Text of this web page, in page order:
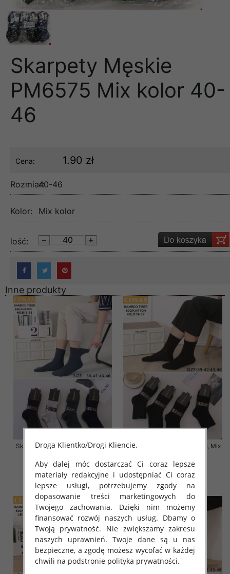
Skarpety Męskie
PM6575 Mix kolor 40-
46
Cena: 1.90 zł
Rozmiar:40-46
Kolor: Mix kolor
lość:
Inne produkty
Skarpety męskie Roz 39-46, Mix
3.20 zł
szczegóły
Skarpety męskie Roz 39-46, Mix
3.20 zł
szczegóły
Droga Klientko/Drogi Kliencie,
Aby dalej móc dostarczać Ci coraz lepsze
materiały redakcyjne i udostępniać Ci coraz
lepsze usługi, potrzebujemy zgody na
dopasowanie treści marketingowych do
Twojego zachowania. Dzięki nim możemy
finansować rozwój naszych usług. Dbamy o
Twoją prywatność. Nie zwiększamy zakresu
naszych uprawnień. Twoje dane są u nas
bezpieczne, a zgodę możesz wycofać w każdej
chwili na podstronie polityka prywatności.